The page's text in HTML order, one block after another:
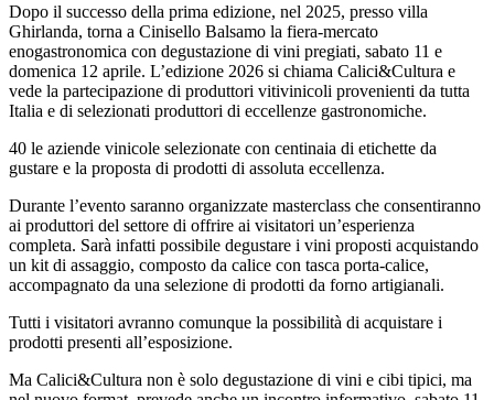
Dopo il successo della prima edizione, nel 2025, presso villa
Ghirlanda, torna a Cinisello Balsamo la fiera-mercato
enogastronomica con degustazione di vini pregiati, sabato 11 e
domenica 12 aprile. L’edizione 2026 si chiama Calici&Cultura e
vede la partecipazione di produttori vitivinicoli provenienti da tutta
Italia e di selezionati produttori di eccellenze gastronomiche.
40 le aziende vinicole selezionate con centinaia di etichette da
gustare e la proposta di prodotti di assoluta eccellenza.
Durante l’evento saranno organizzate masterclass che consentiranno
ai produttori del settore di offrire ai visitatori un’esperienza
completa. Sarà infatti possibile degustare i vini proposti acquistando
un kit di assaggio, composto da calice con tasca porta-calice,
accompagnato da una selezione di prodotti da forno artigianali.
Tutti i visitatori avranno comunque la possibilità di acquistare i
prodotti presenti all’esposizione.
Ma Calici&Cultura non è solo degustazione di vini e cibi tipici, ma